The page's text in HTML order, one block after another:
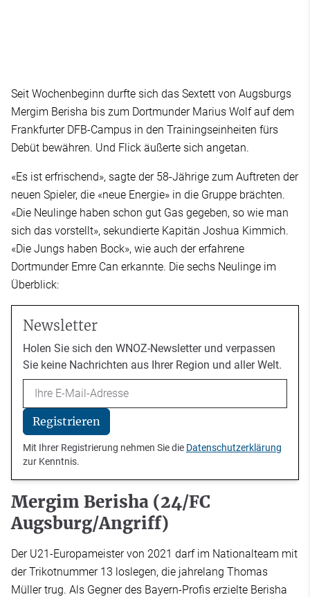
Seit Wochenbeginn durfte sich das Sextett von Augsburgs
Mergim Berisha bis zum Dortmunder Marius Wolf auf dem
Frankfurter DFB-Campus in den Trainingseinheiten fürs
Debüt bewähren. Und Flick äußerte sich angetan.
«Es ist erfrischend», sagte der 58-Jährige zum Auftreten der
neuen Spieler, die «neue Energie» in die Gruppe brächten.
«Die Neulinge haben schon gut Gas gegeben, so wie man
sich das vorstellt», sekundierte Kapitän Joshua Kimmich.
«Die Jungs haben Bock», wie auch der erfahrene
Dortmunder Emre Can erkannte. Die sechs Neulinge im
Überblick:
Newsletter
Holen Sie sich den WNOZ-Newsletter und verpassen
Sie keine Nachrichten aus Ihrer Region und aller Welt.
Email
Registrieren
Mit Ihrer Registrierung nehmen Sie die Datenschutzerklärung
zur Kenntnis.
Mergim Berisha (24/FC
Augsburg/Angriff)
Der U21-Europameister von 2021 darf im Nationalteam mit
der Trikotnummer 13 loslegen, die jahrelang Thomas
Müller trug. Als Gegner des Bayern-Profis erzielte Berisha